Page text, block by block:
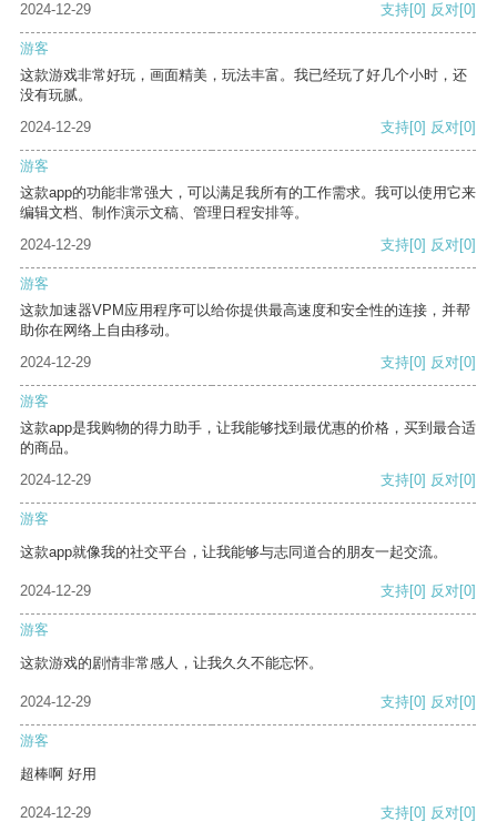
2024-12-29 支持[0] 反对[0]
游客
这款游戏非常好玩，画面精美，玩法丰富。我已经玩了好几个小时，还
没有玩腻。
2024-12-29
支持[0] 反对[0]
游客
这款app的功能非常强大，可以满足我所有的工作需求。我可以使用它来
编辑文档、制作演示文稿、管理日程安排等。
2024-12-29
支持[0] 反对[0]
游客
这款加速器VPM应用程序可以给你提供最高速度和安全性的连接，并帮
助你在网络上自由移动。
2024-12-29
支持[0] 反对[0]
游客
这款app是我购物的得力助手，让我能够找到最优惠的价格，买到最合适
的商品。
2024-12-29
支持[0] 反对[0]
游客
这款app就像我的社交平台，让我能够与志同道合的朋友一起交流。
2024-12-29 支持[0] 反对[0]
游客
这款游戏的剧情非常感人，让我久久不能忘怀。
2024-12-29 支持[0] 反对[0]
游客
超棒啊 好用
2024-12-29 支持[0] 反对[0]